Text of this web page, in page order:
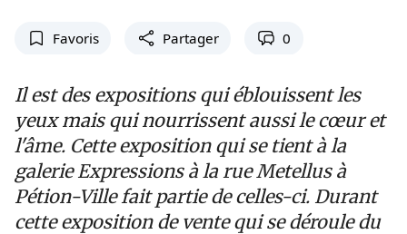
Favoris Partager 0
Il est des expositions qui éblouissent les
yeux mais qui nourrissent aussi le cœur et
l'âme. Cette exposition qui se tient à la
galerie Expressions à la rue Metellus à
Pétion-Ville fait partie de celles-ci. Durant
cette exposition de vente qui se déroule du